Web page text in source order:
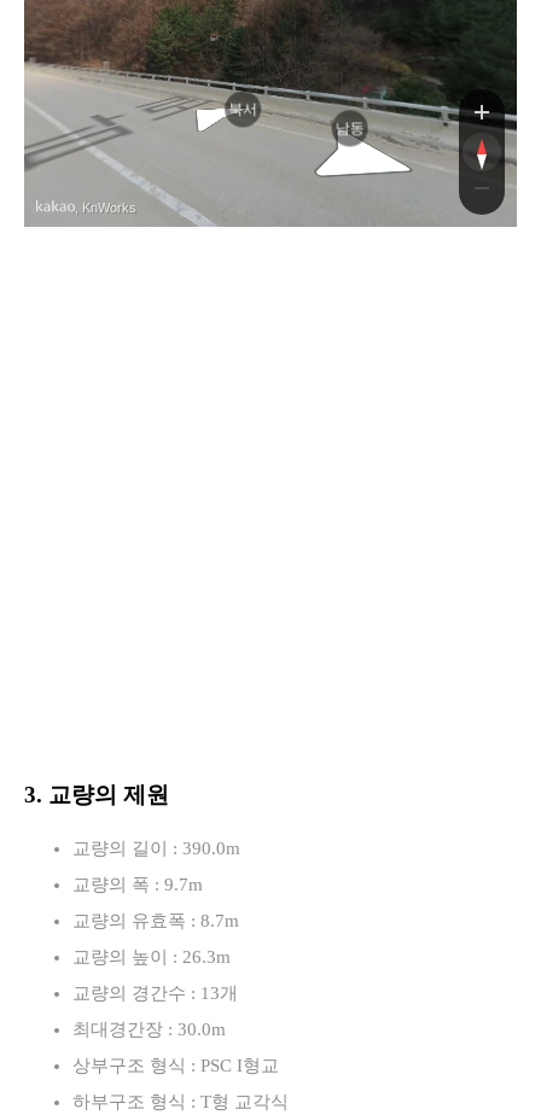
북서
남동
, KnWorks
3. 교량의 제원
교량의 길이 : 390.0m
교량의 폭 : 9.7m
교량의 유효폭 : 8.7m
교량의 높이 : 26.3m
교량의 경간수 : 13개
최대경간장 : 30.0m
상부구조 형식 : PSC I형교
하부구조 형식 : T형 교각식